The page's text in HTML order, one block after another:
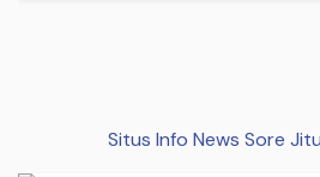
Situs Info News Sore